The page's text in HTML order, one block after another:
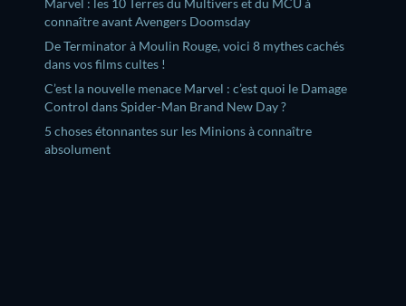
Marvel : les 10 Terres du Multivers et du MCU à
connaître avant Avengers Doomsday
De Terminator à Moulin Rouge, voici 8 mythes cachés
dans vos films cultes !
C’est la nouvelle menace Marvel : c’est quoi le Damage
Control dans Spider-Man Brand New Day ?
5 choses étonnantes sur les Minions à connaître
absolument